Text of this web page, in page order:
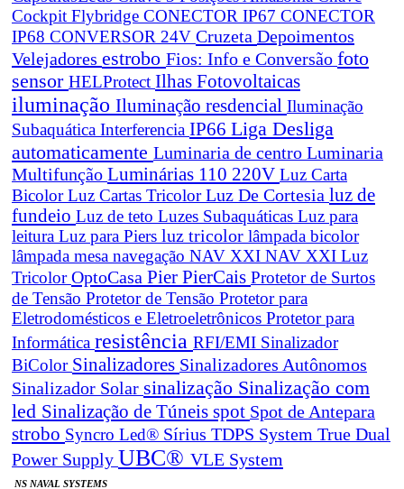
Cockpit Flybridge CONECTOR IP67 CONECTOR
IP68 CONVERSOR 24V Cruzeta Depoimentos
Velejadores estrobo Fios: Info e Conversão foto
sensor HELProtect Ilhas Fotovoltaicas
iluminação Iluminação resdencial Iluminação
Subaquática Interferencia IP66 Liga Desliga
automaticamente Luminaria de centro Luminaria
Multifunção Luminárias 110 220V Luz Carta
BicolorLuz Cartas TricolorLuz De Cortesia luz de
fundeio Luz de teto Luzes Subaquáticas Luz para
leitura Luz para Piers luz tricolor lâmpada bicolor
lâmpada mesa navegação NAV XXI NAV XXI Luz
TricolorOptoCasa Pier PierCais Protetor de Surtos
de Tensão Protetor de Tensão Protetor para
Eletrodomésticos e Eletroeletrônicos Protetor para
Informática resistência RFI/EMI Sinalizador
BiColor Sinalizadores Sinalizadores Autônomos
Sinalizador Solar sinalização Sinalização com
led Sinalização de Túneis spot Spot de Antepara
strobo Syncro Led® Sírius TDPS System True Dual
Power Supply UBC® VLE System
NS NAVAL SYSTEMS